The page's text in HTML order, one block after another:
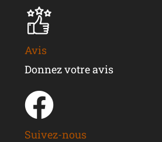
Avis
Donnez votre avis
Suivez-nous